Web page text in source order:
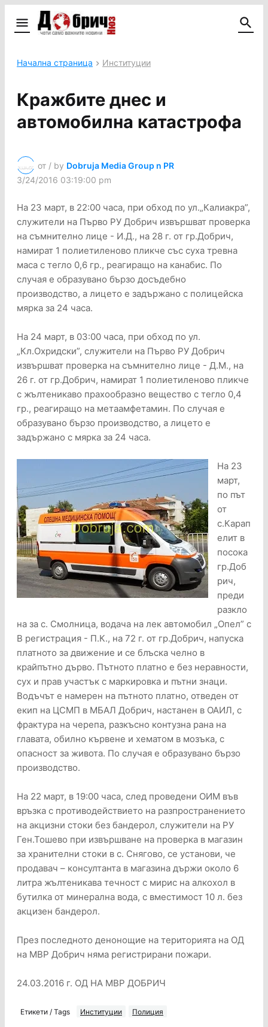
Начална страница Институции
Кражбите днес и
автомобилна катастрофа
от / by Dobruja Media Group n PR
3/24/2016 03:19:00 pm
На 23 март, в 22:00 часа, при обход по ул.„Калиакра”,
служители на Първо РУ Добрич извършват проверка
на съмнително лице - И.Д., на 28 г. от гр.Добрич,
намират 1 полиетиленово пликче със суха тревна
маса с тегло 0,6 гр., реагиращо на канабис. По
случая е образувано бързо досъдебно
производство, а лицето е задържано с полицейска
мярка за 24 часа.
На 24 март, в 03:00 часа, при обход по ул.
„Кл.Охридски”, служители на Първо РУ Добрич
извършват проверка на съмнително лице - Д.М., на
26 г. от гр.Добрич, намират 1 полиетиленово пликче
с жълтеникаво прахообразно вещество с тегло 0,4
гр., реагиращо на метаамфетамин. По случая е
образувано бързо производство, а лицето е
задържано с мярка за 24 часа.
На 23
март,
по път
от
с.Карап
елит в
посока
гр.Доб
рич,
преди
разкло
на за с. Смолница, водача на лек автомобил „Опел” с
В регистрация - П.К., на 72 г. от гр.Добрич, напуска
платното за движение и се блъска челно в
крайпътно дърво. Пътното платно е без неравности,
сух и прав участък с маркировка и пътни знаци.
Водъчът е намерен на пътното платно, отведен от
екип на ЦСМП в МБАЛ Добрич, настанен в ОАИЛ, с
фрактура на черепа, разкъсно контузна рана на
главата, обилно кървене и хематом в мозъка, с
опасност за живота. По случая е образувано бързо
производство.
На 22 март, в 19:00 часа, след проведени ОИМ във
връзка с противодействието на разпространението
на акцизни стоки без бандерол, служители на РУ
Ген.Тошево при извършване на проверка в магазин
за хранителни стоки в с. Снягово, се установи, че
продавач – консултанта в магазина държи около 6
литра жълтеникава течност с мирис на алкохол в
бутилка от минерална вода, с вместимост 10 л. без
акцизен бандерол.
През последното денонощие на територията на ОД
на МВР Добрич няма регистрирани пожари.
24.03.2016 г. ОД НА МВР ДОБРИЧ
Етикети / Tags Институции Полиция